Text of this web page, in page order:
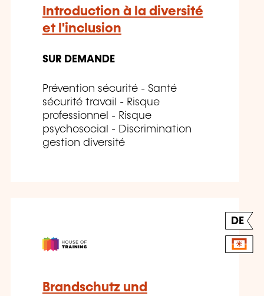
Introduction à la diversité
et l'inclusion
SUR DEMANDE
Prévention sécurité - Santé
sécurité travail - Risque
professionnel - Risque
psychosocial - Discrimination
gestion diversité
DE
Brandschutz und